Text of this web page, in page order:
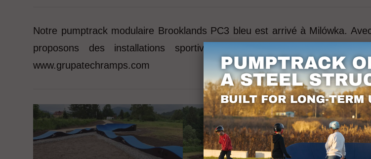
Notre pumptrack modulaire Brooklands PC3 bleu est arrivé à Milówka.
proposons des installations sportives du 21e siècle. Pour plus
www.grupatechramps.com